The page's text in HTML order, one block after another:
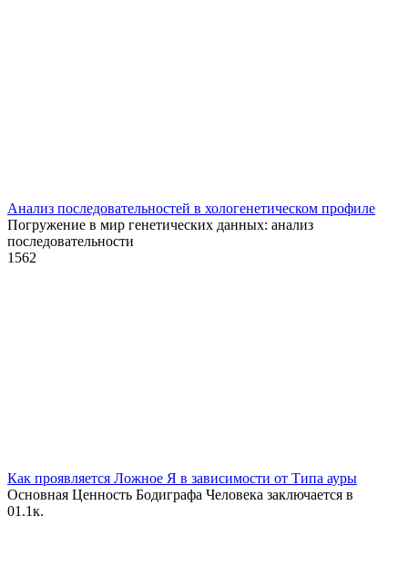
Анализ последовательностей в хологенетическом профиле
Погружение в мир генетических данных: анализ
последовательности
1 562
Как проявляется Ложное Я в зависимости от Типа ауры
Основная Ценность Бодиграфа Человека заключается в
01.1к.